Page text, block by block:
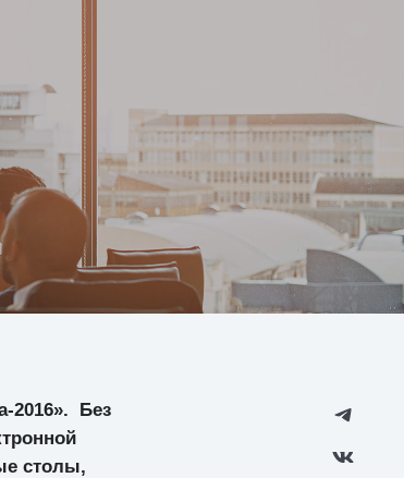
2016». Без
столы,